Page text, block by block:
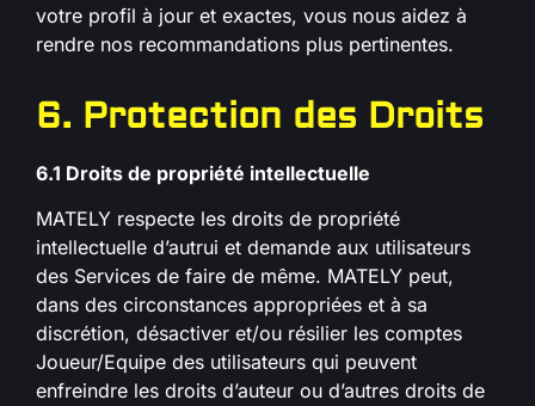
votre profil à jour et exactes, vous nous aidez à
rendre nos recommandations plus pertinentes.
6. Protection des Droits
6.1 Droits de propriété intellectuelle
MATELY respecte les droits de propriété
intellectuelle d’autrui et demande aux utilisateurs
des Services de faire de même. MATELY peut,
dans des circonstances appropriées et à sa
discrétion, désactiver et/ou résilier les comptes
Joueur/Equipe des utilisateurs qui peuvent
enfreindre les droits d’auteur ou d’autres droits de